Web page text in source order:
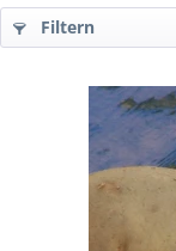
Filtern